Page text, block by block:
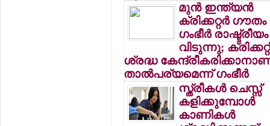
മുന്‍ ഇന്ത്യന്‍
ക്രിക്കറ്റര്‍ ഗൗതം
ഗംഭീര്‍ രാഷ്ട്രീയം
വിടുന്നു;
ശ്രദ്ധ
താല്‍പര്യമെന്ന് ഗംഭീര്‍
സ്ത്രീകള്‍ ചെസ്സ്
കളിക്കുമ്പോള്‍
കാണികള്‍